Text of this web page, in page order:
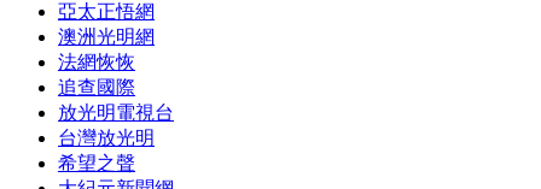
亞太正悟網
澳洲光明網
法網恢恢
追查國際
放光明電視台
台灣放光明
希望之聲